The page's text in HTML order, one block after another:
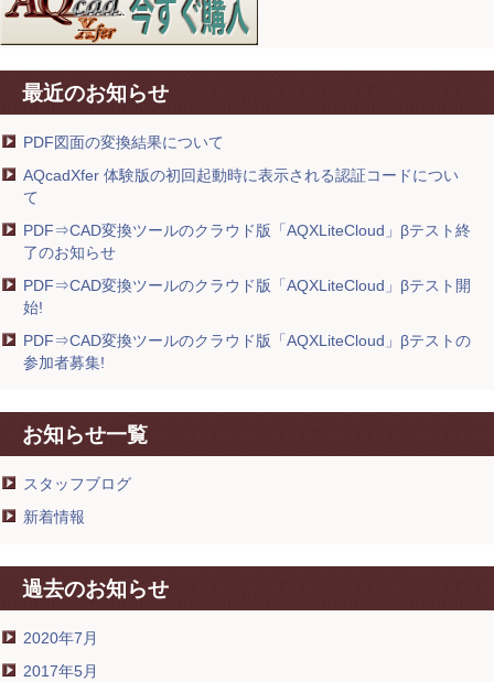
最近のお知らせ
PDF図面の変換結果について
AQcadXfer 体験版の初回起動時に表示される認証コードについ
て
PDF⇒CAD変換ツールのクラウド版「AQXLiteCloud」βテスト終
了のお知らせ
PDF⇒CAD変換ツールのクラウド版「AQXLiteCloud」βテスト開
始!
PDF⇒CAD変換ツールのクラウド版「AQXLiteCloud」βテストの
参加者募集!
お知らせ一覧
スタッフブログ
新着情報
過去のお知らせ
2020年7月
2017年5月